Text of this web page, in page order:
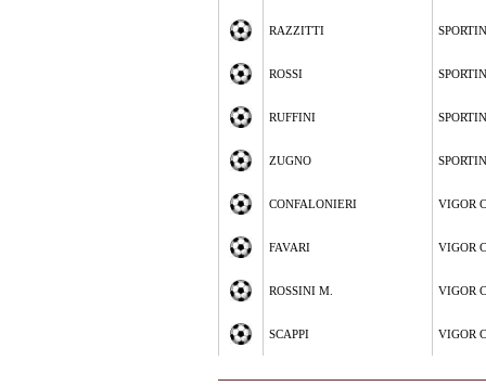
RAZZITTI
ROSSI
RUFFINI
ZUGNO
CONFALONIERI VIGOR
FAVARI VIGOR
ROSSINI M. VIGOR
SCAPPI VIGOR